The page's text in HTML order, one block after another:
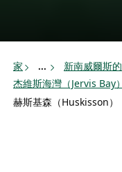
家 ... 新南威爾斯
杰維斯海灣（Jervis Bay
赫斯基森（Huskisson）